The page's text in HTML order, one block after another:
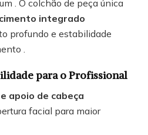
. O colchão de peça única
integrado
profundo e estabilidade
.
para o Profissional
apoio de cabeça
facial para maior